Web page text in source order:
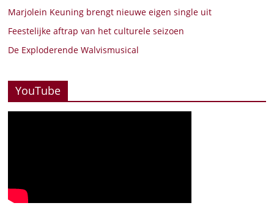
Marjolein Keuning brengt nieuwe eigen single uit
Feestelijke aftrap van het culturele seizoen
De Exploderende Walvismusical
YouTube